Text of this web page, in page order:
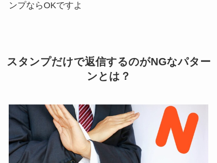
ンプならOKですよ
スタンプだけで返信するのがNGなパター
ンとは？